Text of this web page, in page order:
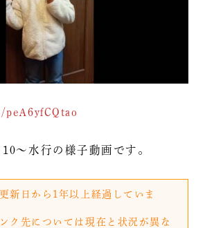
～水行の様子動画です。
新日から1年以上経過していま
ク先については現在と状況が異な